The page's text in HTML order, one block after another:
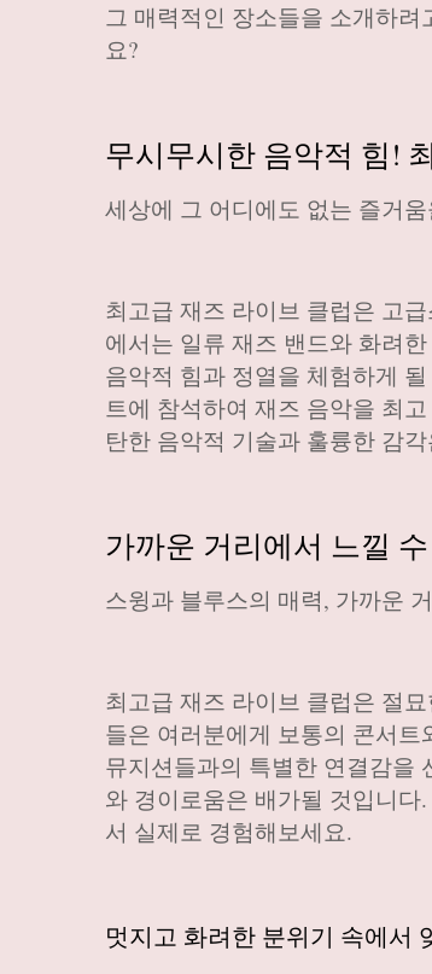
그 매력적인 장소들을 소개하
요?
무시무시한 음악적 힘!
세상에 그 어디에도 없는 즐거
최고급 재즈 라이브 클럽은 고
에서는 일류 재즈 밴드와 화려
음악적 힘과 정열을 체험하게
트에 참석하여 재즈 음악을 최
탄한 음악적 기술과 훌륭한 감
가까운 거리에서 느낄
스윙과 블루스의 매력, 가까운
최고급 재즈 라이브 클럽은 절
들은 여러분에게 보통의 콘서
뮤지션들과의 특별한 연결감을
와 경이로움은 배가될 것입니
서 실제로 경험해보세요.
멋지고 화려한 분위기 속에서